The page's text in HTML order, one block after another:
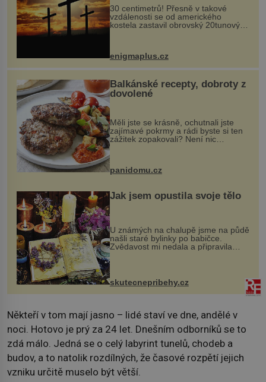
30 centimetrů! Přesně v takové
vzdálenosti se od amerického
kostela zastavil obrovský 20tunový
...
enigmaplus.cz
Balkánské recepty, dobroty z
dovolené
Měli jste se krásně, ochutnali jste
zajímavé pokrmy a rádi byste si ten
zážitek zopakovali? Není nic
snazšího. Pljeskavica (10 porcí)
Možná jste ji ochutnali na dovolené v
bývalé Jugoslávii, lze ji vi...
panidomu.cz
Jak jsem opustila svoje tělo
U známých na chalupě jsme na půdě
našli staré bylinky po babičce.
Zvědavost mi nedala a připravila
jsem si z nich lektvar… Zimní pobyt
na chalupě se pro mě vlastní vinou
změnil v děsivý zážitek, na kt...
skutecnepribehy.cz
Někteří v tom mají jasno – lidé staví ve dne, andělé v
noci. Hotovo je prý za 24 let. Dnešním odborníků se to
zdá málo. Jedná se o celý labyrint tunelů, chodeb a
budov, a to natolik rozdílných, že časové rozpětí jejich
vzniku určitě muselo být větší.